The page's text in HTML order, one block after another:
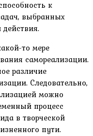
к
выбранных
то мере
самореализации.
различие
Следовательно,
можно
процесс
в творческой
пути.